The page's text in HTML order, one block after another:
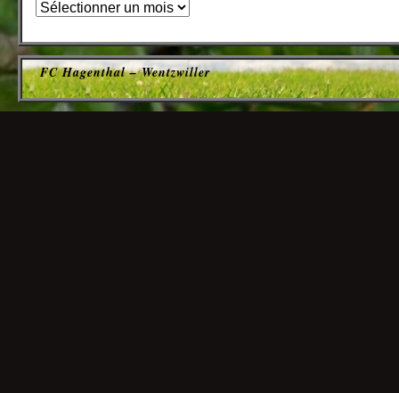
FC Hagenthal – Wentzwiller